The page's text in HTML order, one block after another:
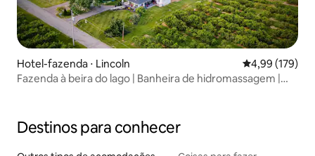
Hotel-fazenda ⋅ Lincoln 4,99 de uma
4,99 (179)
Fazenda à beira do lago | Banheira de hidromassagem |
Destinos para conhecer